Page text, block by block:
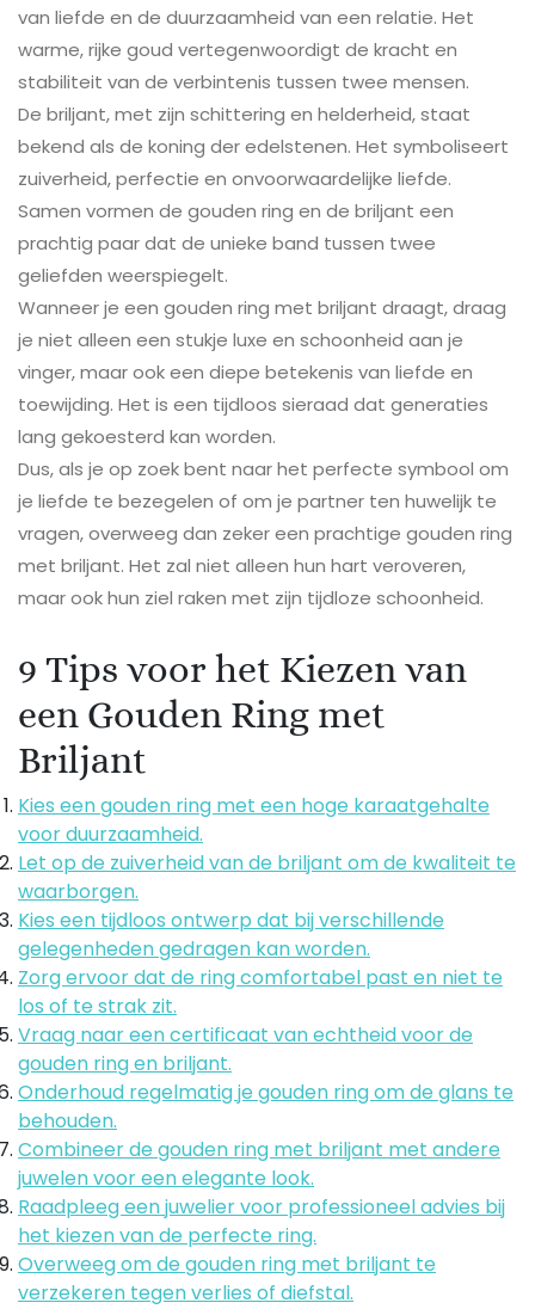
van liefde en de duurzaamheid van een relatie. Het
warme, rijke goud vertegenwoordigt de kracht en
stabiliteit van de verbintenis tussen twee mensen.
De briljant, met zijn schittering en helderheid, staat
bekend als de koning der edelstenen. Het symboliseert
zuiverheid, perfectie en onvoorwaardelijke liefde.
Samen vormen de gouden ring en de briljant een
prachtig paar dat de unieke band tussen twee
geliefden weerspiegelt.
Wanneer je een gouden ring met briljant draagt, draag
je niet alleen een stukje luxe en schoonheid aan je
vinger, maar ook een diepe betekenis van liefde en
toewijding. Het is een tijdloos sieraad dat generaties
lang gekoesterd kan worden.
Dus, als je op zoek bent naar het perfecte symbool om
je liefde te bezegelen of om je partner ten huwelijk te
vragen, overweeg dan zeker een prachtige gouden ring
met briljant. Het zal niet alleen hun hart veroveren,
maar ook hun ziel raken met zijn tijdloze schoonheid.
9 Tips voor het Kiezen van
een Gouden Ring met
Briljant
Kies een gouden ring met een hoge karaatgehalte
voor duurzaamheid.
Let op de zuiverheid van de briljant om de kwaliteit te
waarborgen.
Kies een tijdloos ontwerp dat bij verschillende
gelegenheden gedragen kan worden.
Zorg ervoor dat de ring comfortabel past en niet te
los of te strak zit.
Vraag naar een certificaat van echtheid voor de
gouden ring en briljant.
Onderhoud regelmatig je gouden ring om de glans te
behouden.
Combineer de gouden ring met briljant met andere
juwelen voor een elegante look.
Raadpleeg een juwelier voor professioneel advies bij
het kiezen van de perfecte ring.
Overweeg om de gouden ring met briljant te
verzekeren tegen verlies of diefstal.